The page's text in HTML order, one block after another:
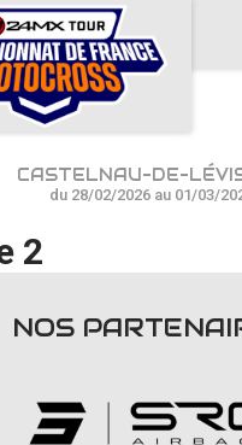
/ WEB TV
CASTELNAU-DE-
du 28/02/2026 au 01/03/
2
NOS